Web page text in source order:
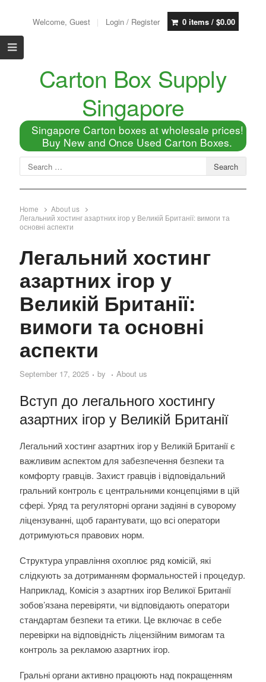
Welcome, Guest Login / Register 0 items / $0.00
Carton Box Supply
Singapore
Singapore Carton boxes at wholesale prices!
Buy New and Once Used Carton Boxes.
Home
About us
Легальний хостинг азартних ігор у Великій Британії: вимоги та
основні аспекти
Легальний хостинг
азартних ігор у
Великій Британії:
вимоги та основні
аспекти
September 17, 2025 by About us
Вступ до легального хостингу
азартних ігор у Великій Британії
Легальний хостинг азартних ігор у Великій Британії є
важливим аспектом для забезпечення безпеки та
комфорту гравців. Захист гравців і відповідальний
гральний контроль є центральними концепціями в цій
сфері. Уряд та регуляторні органи задіяні в суворому
ліцензуванні, щоб гарантувати, що всі оператори
дотримуються правових норм.
Структура управління охоплює ряд комісій, які
слідкують за дотриманням формальностей і процедур.
Наприклад, Комісія з азартних ігор Великої Британії
зобов’язана перевіряти, чи відповідають оператори
стандартам безпеки та етики. Це включає в себе
перевірки на відповідність ліцензійним вимогам та
контроль за рекламою азартних ігор.
Гральні органи активно працюють над покращенням